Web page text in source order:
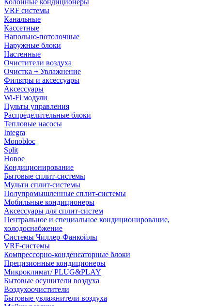
Колонные кондиционеры
VRF системы
Канальные
Кассетные
Напольно-потолочные
Наружные блоки
Настенные
Очистители воздуха
Очистка + Увлажнение
Фильтры и аксессуары
Аксессуары
Wi-Fi модули
Пульты управления
Распределительные блоки
Тепловые насосы
Integra
Monobloc
Split
Новое
Кондиционирование
Бытовые сплит-системы
Мульти сплит-системы
Полупромышленные сплит-системы
Мобильные кондиционеры
Аксессуары для сплит-систем
Центральное и специальное кондиционирование,
холодоснабжение
Системы Чиллер-Фанкойлы
VRF-системы
Компрессорно-конденсаторные блоки
Прецизионные кондиционеры
Микроклимат/ PLUG&PLAY
Бытовые осушители воздуха
Воздухоочистители
Бытовые увлажнители воздуха